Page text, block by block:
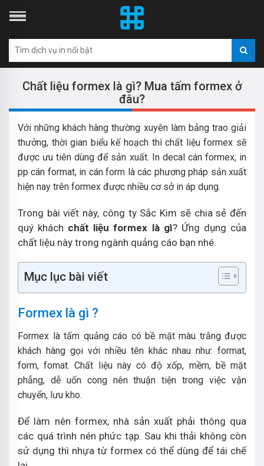
Chất liệu formex là gì? Mua tấm formex ở
đâu?
Với những khách hàng thường xuyên làm bảng trao giải
thưởng, thời gian biểu kế hoạch thì chất liệu formex sẽ
được ưu tiên dùng để sản xuất. In decal cán formex, in
pp cán format, in cán form là các phương pháp sản xuất
hiện nay trên formex được nhiều cơ sở in áp dụng.
Trong bài viết này, công ty Sắc Kim sẽ chia sẻ đến
quý khách chất liệu formex là gì? Ứng dụng của
chất liệu này trong ngành quảng cáo bạn nhé.
Mục lục bài viết
Formex là gì ?
Formex là tấm quảng cáo có bề mặt màu trắng được
khách hàng gọi với nhiều tên khác nhau như: format,
form, fomat. Chất liệu này có độ xốp, mềm, bề mặt
phẳng, dễ uốn cong nên thuận tiện trong việc vận
chuyển, lưu kho.
Để làm nên formex, nhà sản xuất phải thông qua
các quá trình nén phức tạp. Sau khi thải không còn
sử dụng thì nhựa từ formex có thể dùng để tái chế